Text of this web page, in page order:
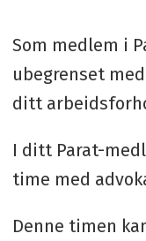
Som medlem i
ubegrenset
ditt
I ditt Parat-
time med
Denne timen